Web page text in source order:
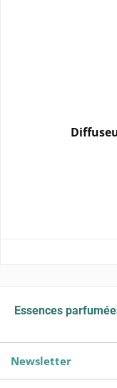
Essences
Newsletter